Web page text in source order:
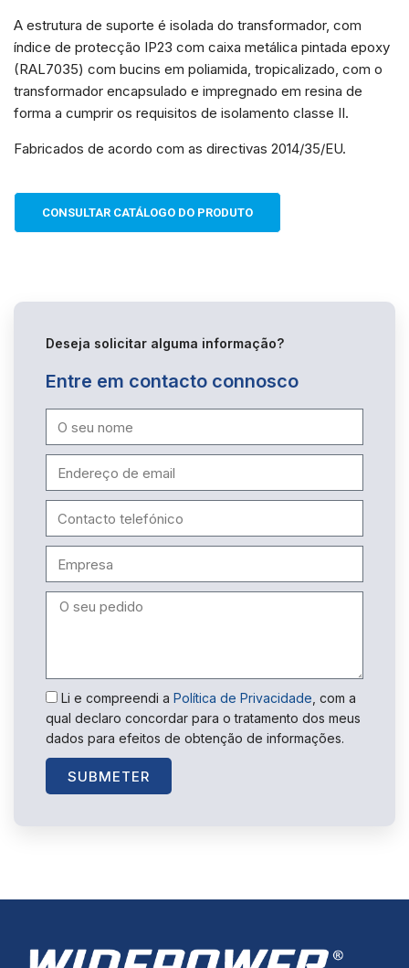
A estrutura de suporte é isolada do transformador, com
índice de protecção IP23 com caixa metálica pintada epoxy
(RAL7035) com bucins em poliamida, tropicalizado, com o
transformador encapsulado e impregnado em resina de
forma a cumprir os requisitos de isolamento classe II.
Fabricados de acordo com as directivas 2014/35/EU.
CONSULTAR CATÁLOGO DO PRODUTO
Deseja solicitar alguma informação?
Entre em contacto connosco
Li e compreendi a Política de Privacidade , com a
qual declaro concordar para o tratamento dos meus
dados para efeitos de obtenção de informações.
SUBMETER
visita. Se
recusar esses
algumas
funcionalidades
do site.
Ao compartilhar
os seus
interesses e
chance de ver
ofertas
personalizadas.